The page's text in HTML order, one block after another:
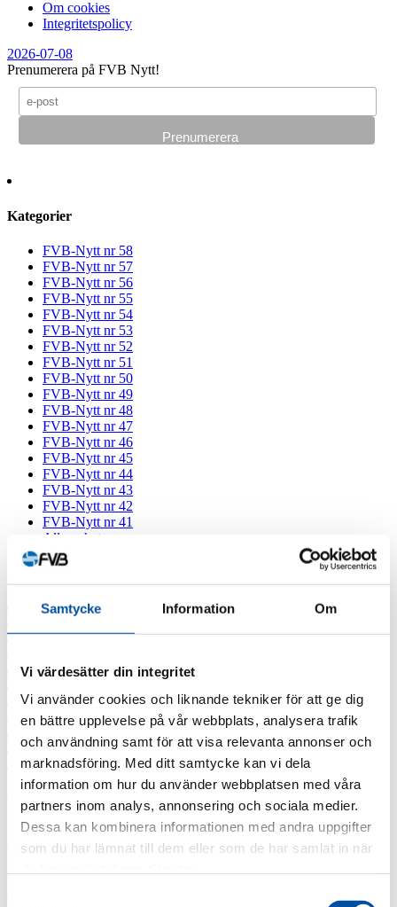
Samtycke Information Om
Vi värdesätter din integritet
Vi använder cookies och liknande tekniker för att ge dig
en bättre upplevelse på vår webbplats, analysera trafik
och användning samt för att visa relevanta annonser och
marknadsföring. Med ditt samtycke kan vi dela
information om hur du använder webbplatsen med våra
partners inom analys, annonsering och sociala medier.
Dessa kan kombinera informationen med andra uppgifter
som du har lämnat till dem eller som de har samlat in när
Om cookies
Integritetspolicy
2026-07-08
Prenumerera på FVB Nytt!
Kategorier
FVB-Nytt nr 58
FVB-Nytt nr 57
FVB-Nytt nr 56
FVB-Nytt nr 55
FVB-Nytt nr 54
FVB-Nytt nr 53
FVB-Nytt nr 52
FVB-Nytt nr 51
FVB-Nytt nr 50
FVB-Nytt nr 49
FVB-Nytt nr 48
FVB-Nytt nr 47
FVB-Nytt nr 46
FVB-Nytt nr 45
FVB-Nytt nr 44
FVB-Nytt nr 43
FVB-Nytt nr 42
FVB-Nytt nr 41
Alla nyheter
Arkiv
2026
2024
2022
2020
2019
2018
2017
2016
Taggar
Barncancerfonden Bisnode Fjärrvärmekurs
FVB stödjer